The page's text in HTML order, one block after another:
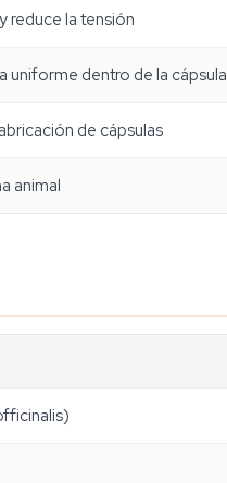
reduce la tensión
uniforme dentro de la cápsula
de cápsulas
animal